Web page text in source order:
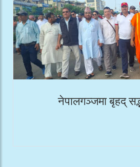
नेपालगञ्जमा बृहद्